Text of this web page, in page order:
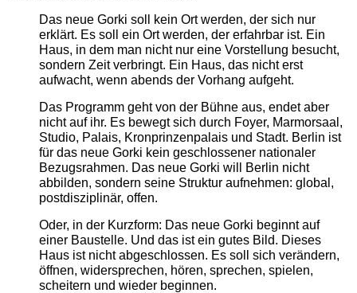
Das neue Gorki soll kein Ort werden, der sich nur
erklärt. Es soll ein Ort werden, der erfahrbar ist. Ein
Haus, in dem man nicht nur eine Vorstellung besucht,
sondern Zeit verbringt. Ein Haus, das nicht erst
aufwacht, wenn abends der Vorhang aufgeht.
Das Programm geht von der Bühne aus, endet aber
nicht auf ihr. Es bewegt sich durch Foyer, Marmorsaal,
Studio, Palais, Kronprinzenpalais und Stadt. Berlin ist
für das neue Gorki kein geschlossener nationaler
Bezugsrahmen. Das neue Gorki will Berlin nicht
abbilden, sondern seine Struktur aufnehmen: global,
postdisziplinär, offen.
Oder, in der Kurzform: Das neue Gorki beginnt auf
einer Baustelle. Und das ist ein gutes Bild. Dieses
Haus ist nicht abgeschlossen. Es soll sich verändern,
öffnen, widersprechen, hören, sprechen, spielen,
scheitern und wieder beginnen.